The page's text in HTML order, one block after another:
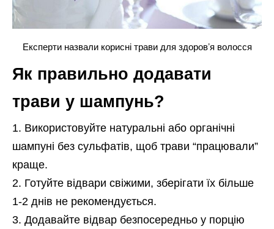
Експерти назвали корисні трави для здоровʼя волосся
Як правильно додавати
трави у шампунь?
Використовуйте натуральні або органічні
шампуні без сульфатів, щоб трави “працювали”
краще.
Готуйте відвари свіжими, зберігати їх більше
1-2 днів не рекомендується.
Додавайте відвар безпосередньо у порцію